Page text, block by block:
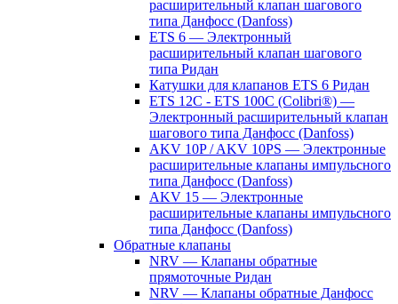
расширительный клапан шагового
типа Данфосс (Danfoss)
ETS 6 — Электронный
расширительный клапан шагового
типа Ридан
Катушки для клапанов ETS 6 Ридан
ETS 12C - ETS 100C (Colibri®) —
Электронный расширительный клапан
шагового типа Данфосс (Danfoss)
AKV 10P / AKV 10PS — Электронные
расширительные клапаны импульсного
типа Данфосс (Danfoss)
AKV 15 — Электронные
расширительные клапаны импульсного
типа Данфосс (Danfoss)
Обратные клапаны
NRV — Клапаны обратные
прямоточные Ридан
NRV — Клапаны обратные Данфосс